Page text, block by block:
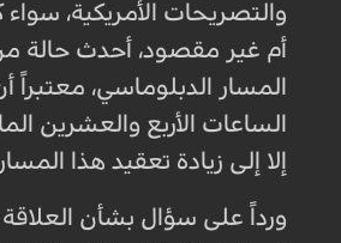
والتصريحات الأمريكية،
أم غير مقصود، أحدث حالة
المسار الدبلوماسي،
الساعات الأربع والعشرين
إلا إلى زيادة تعقيد هذا
ورداً على سؤال بشأن